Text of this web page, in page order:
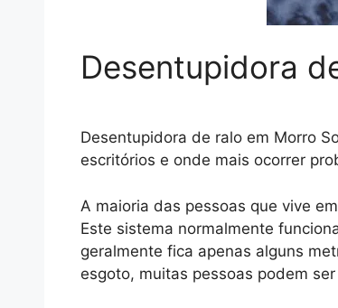
Desentupidora
Desentupidora de ralo em Morro
escritórios e onde mais ocorrer
A maioria das pessoas que vive
Este sistema normalmente
geralmente fica apenas alguns
esgoto, muitas pessoas podem